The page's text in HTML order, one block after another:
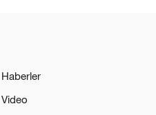
Haberler
Video